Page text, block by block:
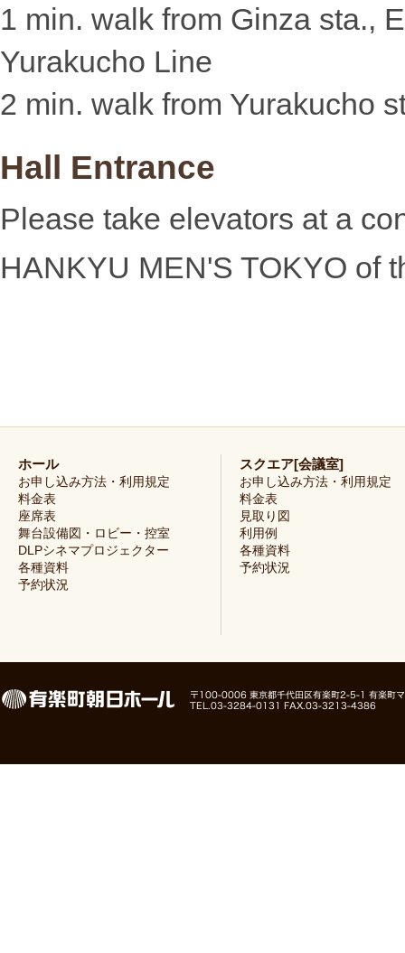
1 min. walk from Ginza sta.,
Yurakucho Line
2 min. walk from Yurakucho
Hall Entrance
Please take elevators at a
HANKYU MEN'S TOKYO of
ホール
お申し込み方法・利用規定
料金表
座席表
舞台設備図・ロビー・控室
DLPシネマプロジェクター
各種資料
予約状況
スクエア[会議室]
お申し込み方法・利用規定
料金表
見取り図
利用例
各種資料
予約状況